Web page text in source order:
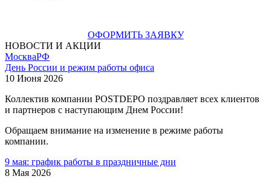
ОФОРМИТЬ ЗАЯВКУ
НОВОСТИ И АКЦИИ
МоскваРФ
День России и режим работы офиса
10 Июня 2026
Коллектив компании POSTDEPO поздравляет всех клиентов
и партнеров с наступающим Днем России!
Обращаем внимание на изменение в режиме работы
компании.
9 мая: график работы в праздничные дни
8 Мая 2026